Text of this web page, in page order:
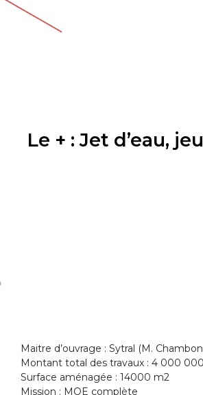
Le + : Jet d’eau,
Maitre d’ouvrage : Sytral (M.
Montant total des travaux : 4 000
Surface aménagée : 14000 m2
Mission : MOE complète